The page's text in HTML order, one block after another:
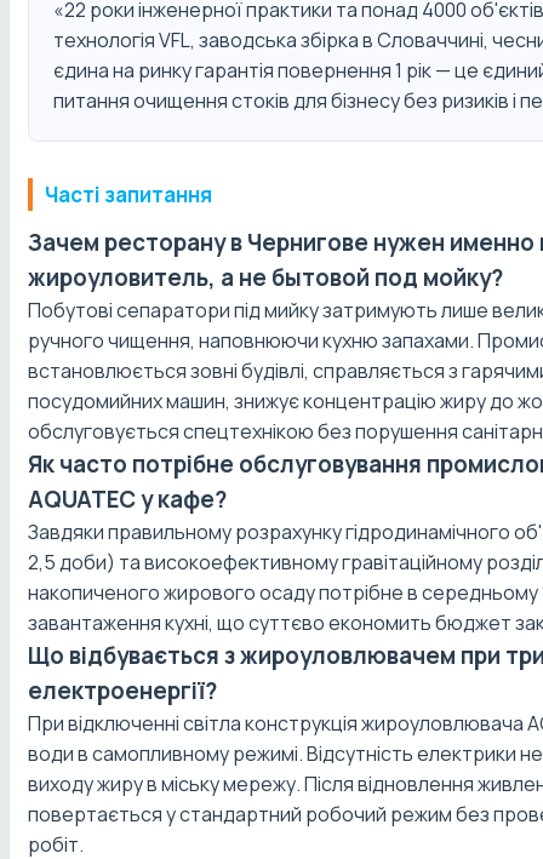
«22 роки інженерної практики та понад 4000
технологія VFL, заводська збірка в Словаччині,
єдина на ринку гарантія повернення 1 рік — це
питання очищення стоків для бізнесу без ризиків і
Часті запитання
Зачем ресторану в Чернигове нужен
жироуловитель, а не бытовой под мойку?
Побутові сепаратори під мийку затримують лише
ручного чищення, наповнюючи кухню запахами.
встановлюється зовні будівлі, справляється з
посудомийних машин, знижує концентрацію жиру до
обслуговується спецтехнікою без порушення
Як часто потрібне обслуговування
AQUATEC у кафе?
Завдяки правильному розрахунку гідродинамічного
2,5 доби) та високоефективному гравітаційному
накопиченого жирового осаду потрібне в середньому
завантаження кухні, що суттєво економить бюджет
Що відбувається з жироуловлювачем при
електроенергії?
При відключенні світла конструкція жироуловлювача
води в самопливному режимі. Відсутність електрики
виходу жиру в міську мережу. Після відновлення
повертається у стандартний робочий режим без
робіт.